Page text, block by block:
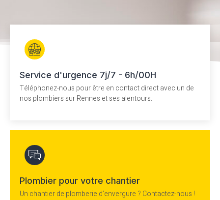
Service d'urgence 7j/7 - 6h/00H
Téléphonez-nous pour être en contact direct avec un de
nos plombiers sur Rennes et ses alentours.
Plombier pour votre chantier
Un chantier de plomberie d’envergure ? Contactez-nous !